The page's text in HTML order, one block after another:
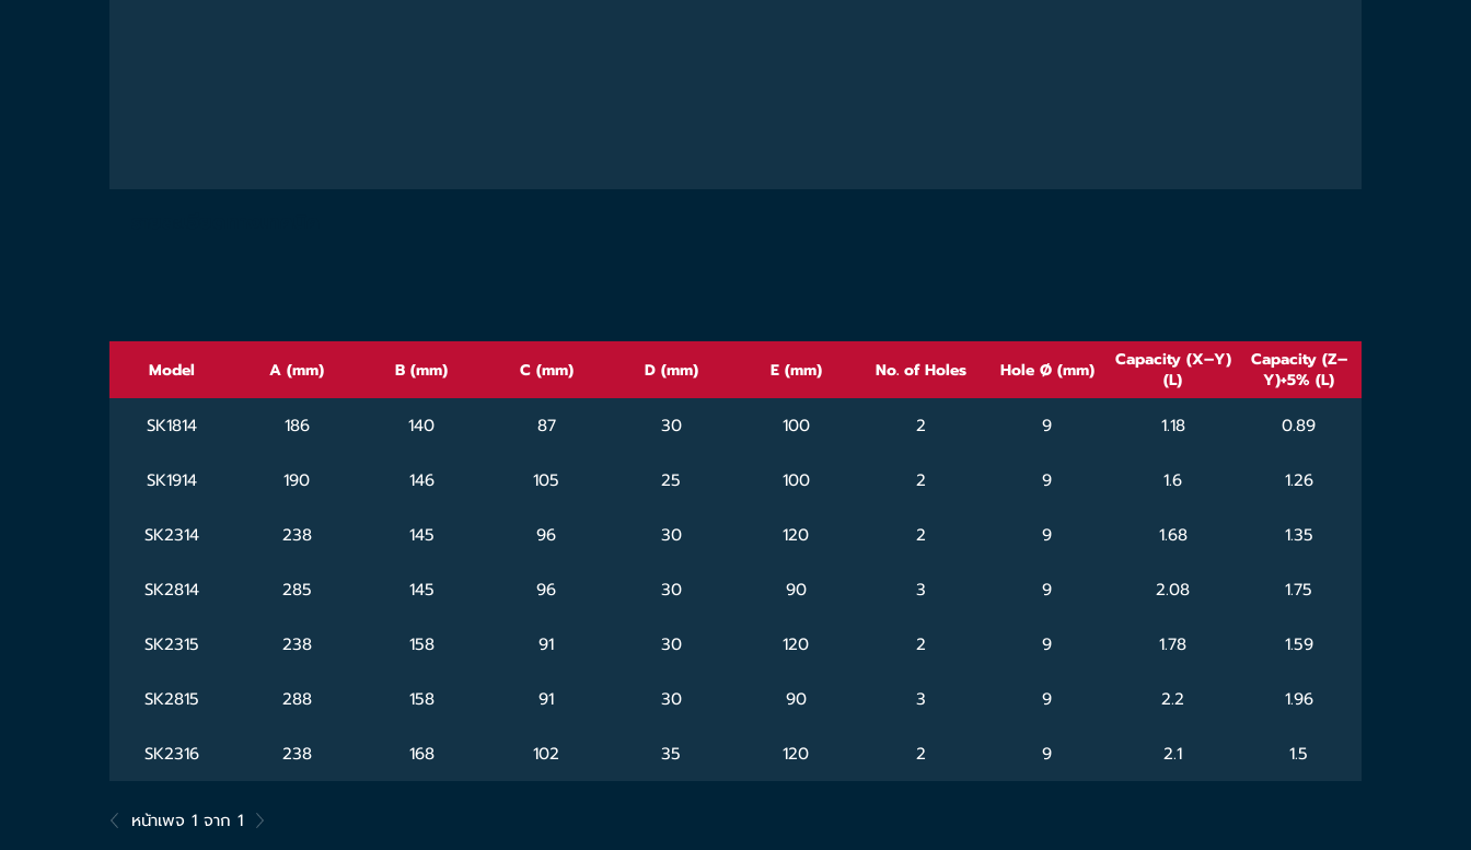
Model A (mm) B (mm) C (mm) D (mm) E (mm) No. of Holes Hole Ø (mm)
Capacity (X–Y)
(L)
Capacity (Z–
Y)+5% (L)
SK1814 186 140 87 30 100 2 9 1.18 0.89
SK1914 190 146 105 25 100 2 9 1.6 1.26
SK2314 238 145 96 30 120 2 9 1.68 1.35
SK2814 285 145 96 30 90 3 9 2.08 1.75
SK2315 238 158 91 30 120 2 9 1.78 1.59
SK2815 288 158 91 30 90 3 9 2.2 1.96
SK2316 238 168 102 35 120 2 9 2.1 1.5
หน้าเพจ 1 จาก 1